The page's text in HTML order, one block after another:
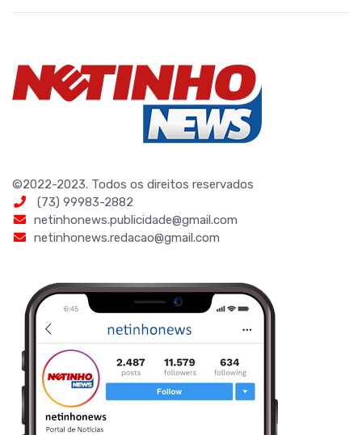
©2022-2023. Todos os direitos reservados
(73) 99983-2882
netinhonews.publicidade@gmail.com
netinhonews.redacao@gmail.com